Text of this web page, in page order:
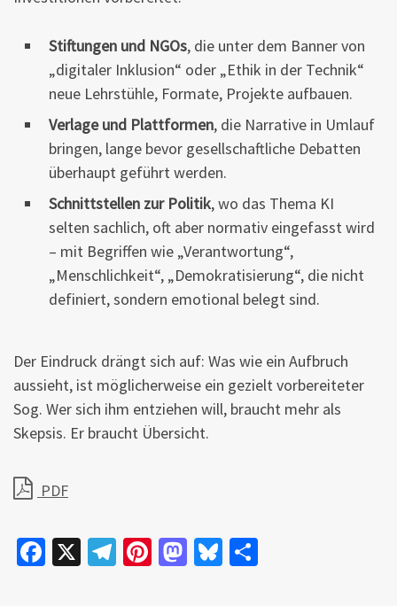
Stiftungen und NGOs, die unter dem Banner von
„digitaler Inklusion“ oder „Ethik in der Technik“
neue Lehrstühle, Formate, Projekte aufbauen.
Verlage und Plattformen, die Narrative in Umlauf
bringen, lange bevor gesellschaftliche Debatten
überhaupt geführt werden.
Schnittstellen zur Politik, wo das Thema KI
selten sachlich, oft aber normativ eingefasst wird
– mit Begriffen wie „Verantwortung“,
„Menschlichkeit“, „Demokratisierung“, die nicht
definiert, sondern emotional belegt sind.
Der Eindruck drängt sich auf: Was wie ein Aufbruch
aussieht, ist möglicherweise ein gezielt vorbereiteter
Sog. Wer sich ihm entziehen will, braucht mehr als
Skepsis. Er braucht Übersicht.
PDF
Fa X
Te Pi M Bl